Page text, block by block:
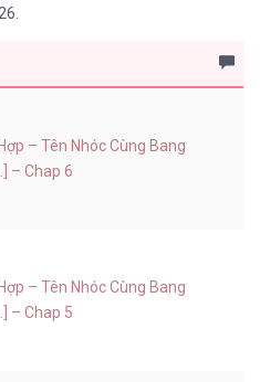
– Tên Nhóc Cùng Bang
– Chap 6
– Tên Nhóc Cùng Bang
– Chap 5